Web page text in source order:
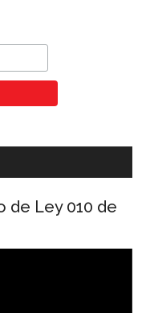
de Ley 010 de